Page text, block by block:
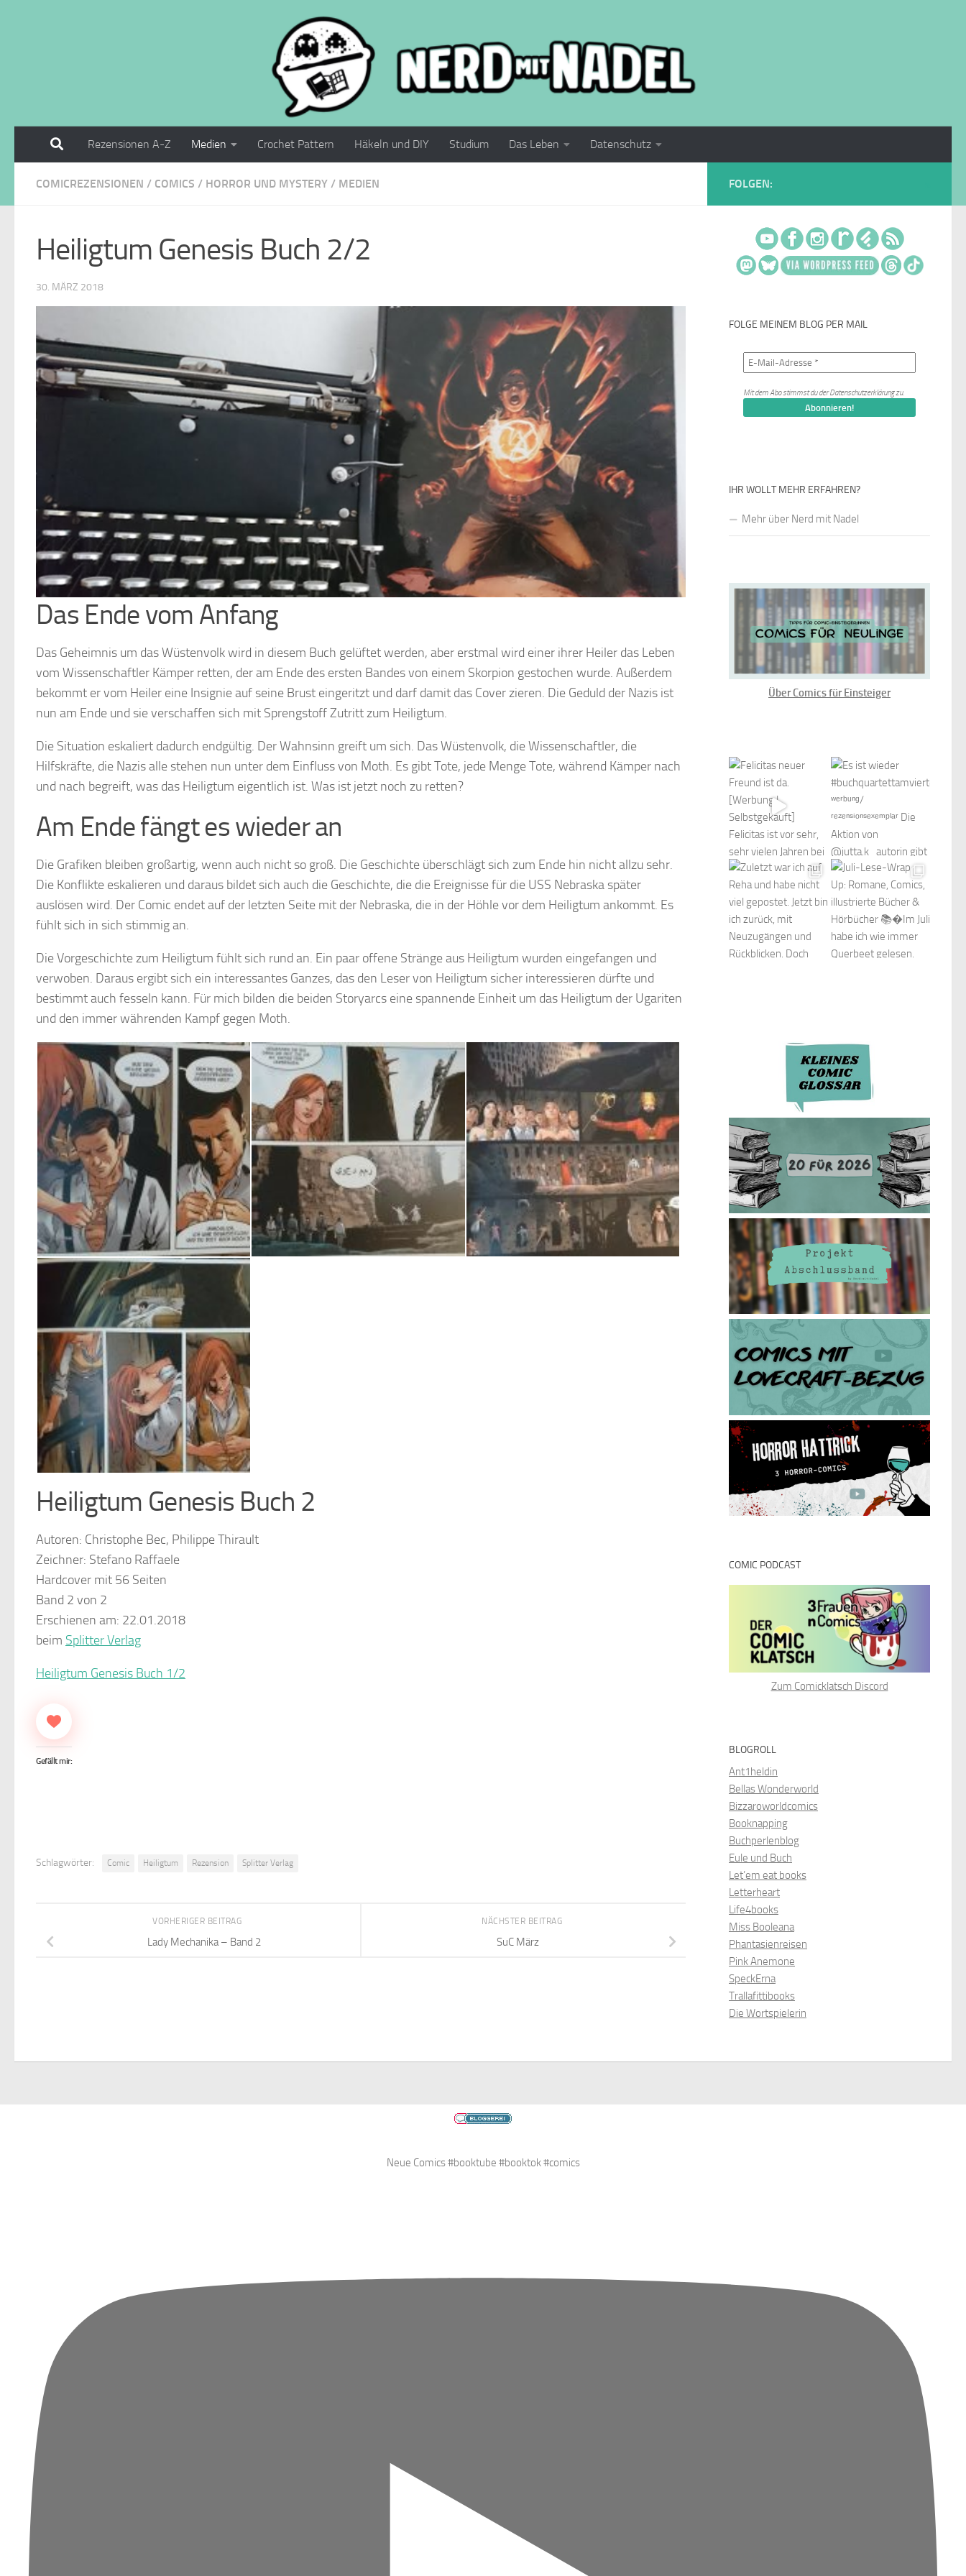
Rezensionen A-Z Medien Crochet Pattern Häkeln und DIY Studium Das Leben Datenschutz
COMICREZENSIONEN / COMICS / HORROR UND MYSTERY / MEDIEN
Heiligtum Genesis Buch 2/2
30. MÄRZ 2018
Das Ende vom Anfang
Das Geheimnis um das Wüstenvolk wird in diesem Buch gelüftet werden, aber erstmal wird einer ihrer Heiler das Leben
vom Wissenschaftler Kämper retten, der am Ende des ersten Bandes von einem Skorpion gestochen wurde. Außerdem
bekommt er vom Heiler eine Insignie auf seine Brust eingeritzt und darf damit das Cover zieren. Die Geduld der Nazis ist
nun am Ende und sie verschaffen sich mit Sprengstoff Zutritt zum Heiligtum.
Die Situation eskaliert dadurch endgültig. Der Wahnsinn greift um sich. Das Wüstenvolk, die Wissenschaftler, die
Hilfskräfte, die Nazis alle stehen nun unter dem Einfluss von Moth. Es gibt Tote, jede Menge Tote, während Kämper nach
und nach begreift, was das Heiligtum eigentlich ist. Was ist jetzt noch zu retten?
Am Ende fängt es wieder an
Die Grafiken bleiben großartig, wenn auch nicht so groß. Die Geschichte überschlägt sich zum Ende hin nicht allzu sehr.
Die Konflikte eskalieren und daraus bildet sich auch die Geschichte, die die Ereignisse für die USS Nebraska später
auslösen wird. Der Comic endet auf der letzten Seite mit der Nebraska, die in der Höhle vor dem Heiligtum ankommt. Es
fühlt sich in sich stimmig an.
Die Vorgeschichte zum Heiligtum fühlt sich rund an. Ein paar offene Stränge aus Heiligtum wurden eingefangen und
verwoben. Daraus ergibt sich ein interessantes Ganzes, das den Leser von Heiligtum sicher interessieren dürfte und
bestimmt auch fesseln kann. Für mich bilden die beiden Storyarcs eine spannende Einheit um das Heiligtum der Ugariten
und den immer währenden Kampf gegen Moth.
Heiligtum Genesis Buch 2
Autoren: Christophe Bec, Philippe Thirault
Zeichner: Stefano Raffaele
Hardcover mit 56 Seiten
Band 2 von 2
Erschienen am: 22.01.2018
beim Splitter Verlag
Heiligtum Genesis Buch 1/2
Gefällt mir:
Schlagwörter: Comic Heiligtum Rezension Splitter Verlag
NÄCHSTER BEITRAG
SuC März
VORHERIGER BEITRAG
Lady Mechanika – Band 2
FOLGEN:
FOLGE MEINEM BLOG PER MAIL
Mit dem Abo stimmst du derDatenschutzerklärungzu.
IHR WOLLT MEHR ERFAHREN?
Mehr über Nerd mit Nadel
Über Comics für Einsteiger
COMIC PODCAST
Zum Comicklatsch Discord
BLOGROLL
Ant1heldin
Bellas Wonderworld
Bizzaroworldcomics
Booknapping
Buchperlenblog
Eule und Buch
Let’em eat books
Letterheart
Life4books
Miss Booleana
Phantasienreisen
Pink Anemone
SpeckErna
Trallafittibooks
Die Wortspielerin
Neue Comics #booktube #booktok #comics